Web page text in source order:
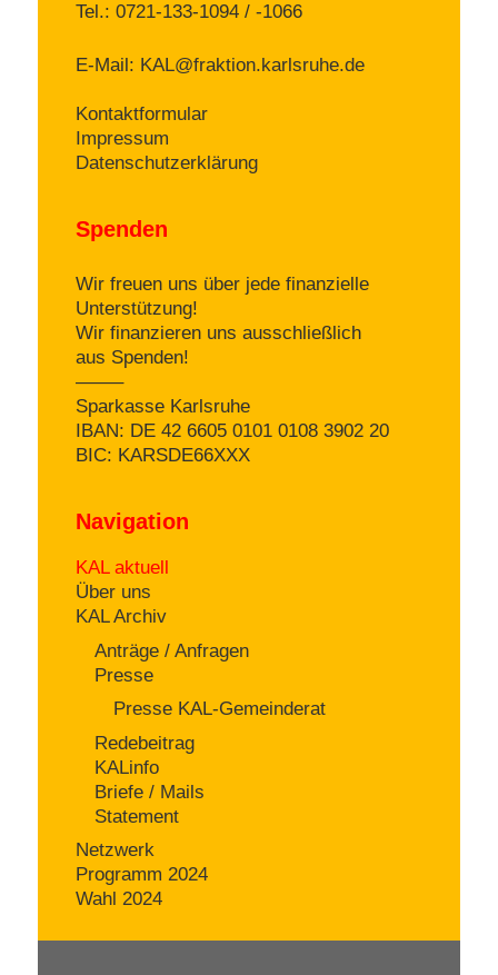
Tel.: 0721-133-1094 / -1066
E-Mail: KAL@fraktion.karlsruhe.de
Kontaktformular
Impressum
Datenschutzerklärung
Spenden
Wir freuen uns über jede finanzielle
Unterstützung!
Wir finanzieren uns ausschließlich
aus Spenden!
——–
Sparkasse Karlsruhe
IBAN: DE 42 6605 0101 0108 3902 20
BIC: KARSDE66XXX
Navigation
KAL aktuell
Über uns
KAL Archiv
Anträge / Anfragen
Presse
Presse KAL-Gemeinderat
Redebeitrag
KALinfo
Briefe / Mails
Statement
Netzwerk
Programm 2024
Wahl 2024